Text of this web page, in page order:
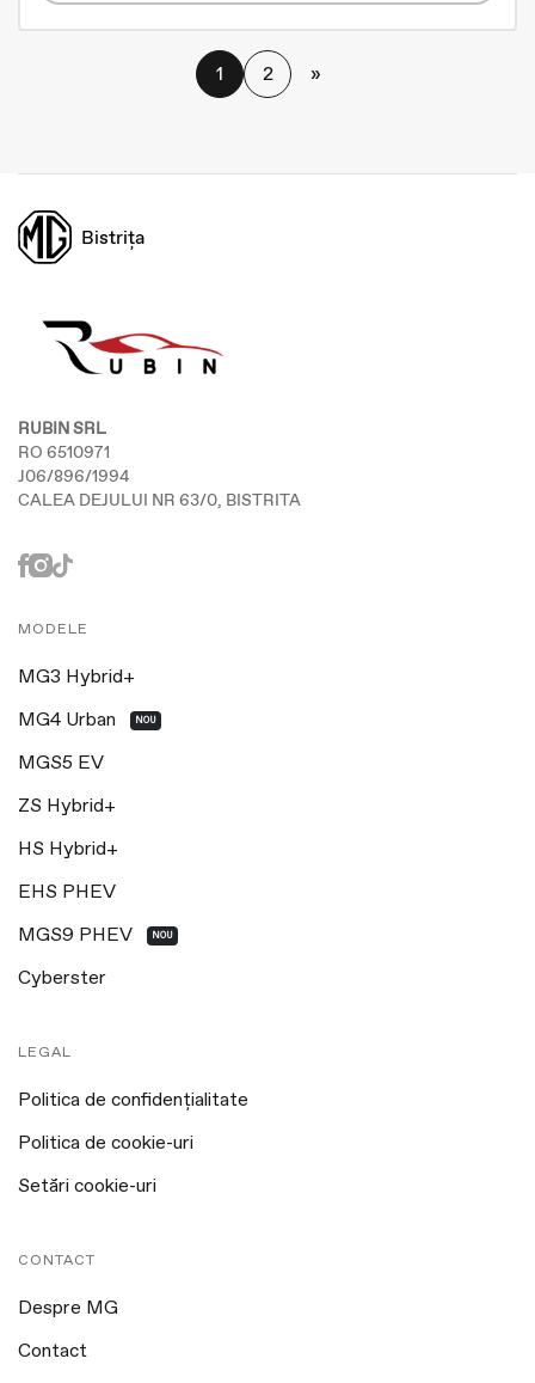
1 2 »
Bistrița
RUBIN SRL
RO 6510971
J06/896/1994
CALEA DEJULUI NR 63/0, BISTRITA
MODELE
MG3 Hybrid+
MG4 Urban NOU
MGS5 EV
ZS Hybrid+
HS Hybrid+
EHS PHEV
MGS9 PHEV NOU
Cyberster
LEGAL
Politica de confidențialitate
Politica de cookie-uri
Setări cookie-uri
CONTACT
Despre MG
Contact